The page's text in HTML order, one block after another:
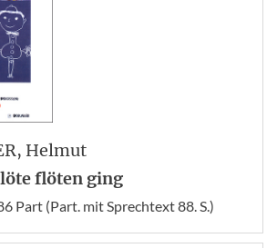
, Helmut
flöten ging
Part (Part. mit Sprechtext 88. S.)